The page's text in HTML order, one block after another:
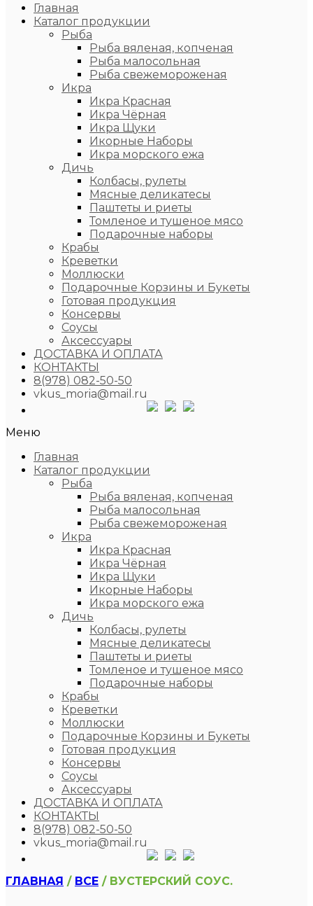
Главная
Каталог продукции
Рыба
Рыба вяленая, копченая
Рыба малосольная
Рыба свежемороженая
Икра
Икра Красная
Икра Чёрная
Икра Щуки
Икорные Наборы
Икра морского ежа
Дичь
Колбасы, рулеты
Мясные деликатесы
Паштеты и риеты
Томленое и тушеное мясо
Подарочные наборы
Крабы
Креветки
Моллюски
Подарочные Корзины и Букеты
Готовая продукция
Консервы
Соусы
Аксессуары
ДОСТАВКА И ОПЛАТА
КОНТАКТЫ
8(978) 082-50-50
vkus_moria@mail.ru
Меню
Главная
Каталог продукции
Рыба
Рыба вяленая, копченая
Рыба малосольная
Рыба свежемороженая
Икра
Икра Красная
Икра Чёрная
Икра Щуки
Икорные Наборы
Икра морского ежа
Дичь
Колбасы, рулеты
Мясные деликатесы
Паштеты и риеты
Томленое и тушеное мясо
Подарочные наборы
Крабы
Креветки
Моллюски
Подарочные Корзины и Букеты
Готовая продукция
Консервы
Соусы
Аксессуары
ДОСТАВКА И ОПЛАТА
КОНТАКТЫ
8(978) 082-50-50
vkus_moria@mail.ru
ГЛАВНАЯ / ВСЕ / ВУСТЕРСКИЙ СОУС.